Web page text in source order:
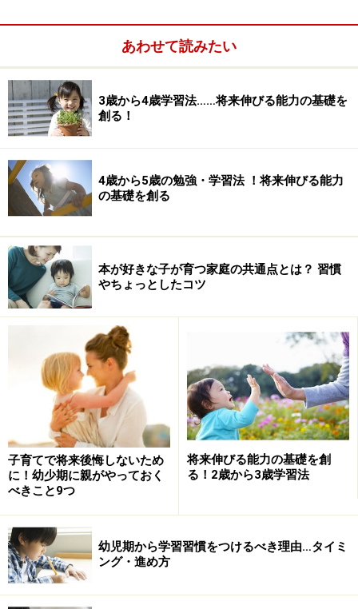
領を踏まえて、教育内容や教育方法に独自の工夫を加え
た先導的な実践を行ったり、教官が学校内外で研究、研
修活動を行っています。その研究結果を公立の学校、世
間へ情報発信することが役目です。
・教育実習生の指導も本校の大きな使命の一つです。
毎年、大阪教育大学の学生の教育実習（9月に4週間、2
月に2週間）の指導を行っています。教育実習期間にお
いては、児童と教育実習生とが共に学校生活を過ごし、
新たな出会いの場となります。
・学校長の推薦を受け附属池田中学校の入試に合格した
者は、附属池田中学校へ連絡進学できます。
本校は上記の使命を持った学校なので、受験を考えた特
別なカリキュラムによる授業を行っておりません。卒業
後の進学は附属池田中学、公立中学、私立中学の３つに
分かれます。附属中学へは学校長の推薦を受けたものが
受験することができます。現在、約7割の生徒が附属小
学校から附属中学校へ上がっています。
・特別枠児童募集を行っています。
帰国児童、外国籍児童の受入れを行っています。
あわせて読みたい
3歳から4歳学習法……将来伸びる能力の基礎を
創る！
4歳から5歳の勉強・学習法 ！将来伸びる能力
の基礎を創る
本が好きな子が育つ家庭の共通点とは？ 習慣
やちょっとしたコツ
子育てで将来後悔しないため
に！幼少期に親がやっておく
べきこと9つ
将来伸びる能力の基礎を創
る！2歳から3歳学習法
幼児期から学習習慣をつけるべき理由…タイミ
ング・進め方